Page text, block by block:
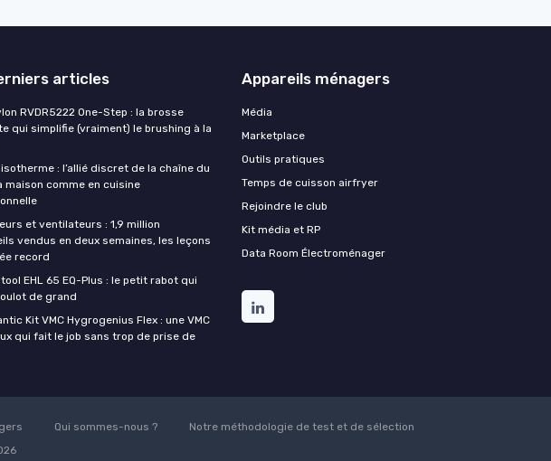
articles
RVDR5222 One-Step : la brosse
qui simplifie (vraiment) le brushing à la
: l’allié discret de la chaîne du
maison comme en cuisine
et ventilateurs : 1,9 million
vendus en deux semaines, les leçons
record
EHL 65 EQ-Plus : le petit rabot qui
de grand
Kit VMC Hygrogenius Flex : une VMC
qui fait le job sans trop de prise de
Appareils ménagers
Média
Marketplace
Outils pratiques
Temps de cuisson airfryer
Rejoindre le club
Kit média et RP
Data Room Électroménager
Qui sommes-nous ?
Notre méthodologie de test et de sélection